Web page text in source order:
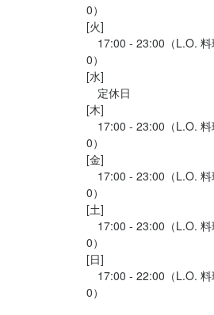
0）
[火]
17:00 - 23:00（L.O.
0）
[水]
定休日
[木]
17:00 - 23:00（L.O.
0）
[金]
17:00 - 23:00（L.O.
0）
[土]
17:00 - 23:00（L.O.
0）
[日]
17:00 - 22:00（L.O.
0）
お店の採用担当者からのメッ
ここまで求人をご覧いただき、ありがと
当店のオーナーは川崎市・武蔵新城の
ケーションを楽しめる良い店をつくり
に『鶏太』をオープンしました。
経験も大切ですが、私たちが最も重視
「一生モノのスキルや資格を身につけ
びたい」という方は、ぜひ一度お話し
ご興味をお持ちいただけましたら、ま
あなたとお会いできる日を楽しみにして
お店の採用担当者からのメッセ
ここまで求人をご覧いただき、ありが
当店のオーナーは川崎市・武蔵新城の
ケーションを楽しめる良い店をつくり
に『鶏太』をオープンしました。
経験も大切ですが、私たちが最も重視
「一生モノのスキルや資格を身につけ
びたい」という方は、ぜひ一度お話しし
ご興味をお持ちいただけましたら、ま
あなたとお会いできる日を楽しみにして
お店の採用担当者からのメッ
ここまで求人をご覧いただき、ありがと
当店のオーナーは川崎市・武蔵新城の
ケーションを楽しめる良い店をつくり
に『鶏太』をオープンしました。
経験も大切ですが、私たちが最も重視
「一生モノのスキルや資格を身につけ
びたい」という方は、ぜひ一度お話し
ご興味をお持ちいただけましたら、ま